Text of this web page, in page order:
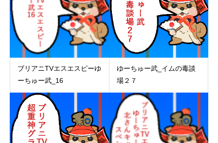
ブリアニTVエスエスピーゆ
ーちゅー武_16
ゆーちゅー武_イムの毒談
場２７